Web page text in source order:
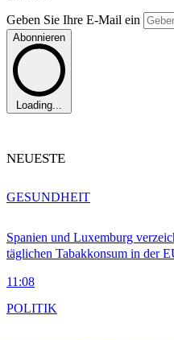
Geben Sie Ihre E-Mail ein
Abonnieren
Loading...
NEUESTE
Spanien und Luxemburg
täglichen Tabakkonsum in der
11:08
GESUNDHEIT
POLITIK